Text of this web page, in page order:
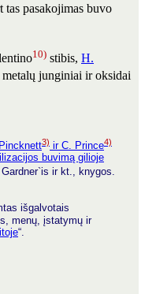
tas pasakojimas buvo
10) stibis, H.
junginiai ir oksidai
3) ir C. Prince4)
buvimą gilioje
ir kt., knygos.
išgalvotais
menų, įstatymų ir
“.